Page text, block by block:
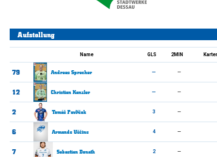
Aufstellung
Name GLS 2MIN
79 Andreas Sprecher — —
12 ChristianKanzler — —
2 Tomáš Pavlíček 3 —
6 Armands Uščins 4 —
7 Sebastian Donath 2 —